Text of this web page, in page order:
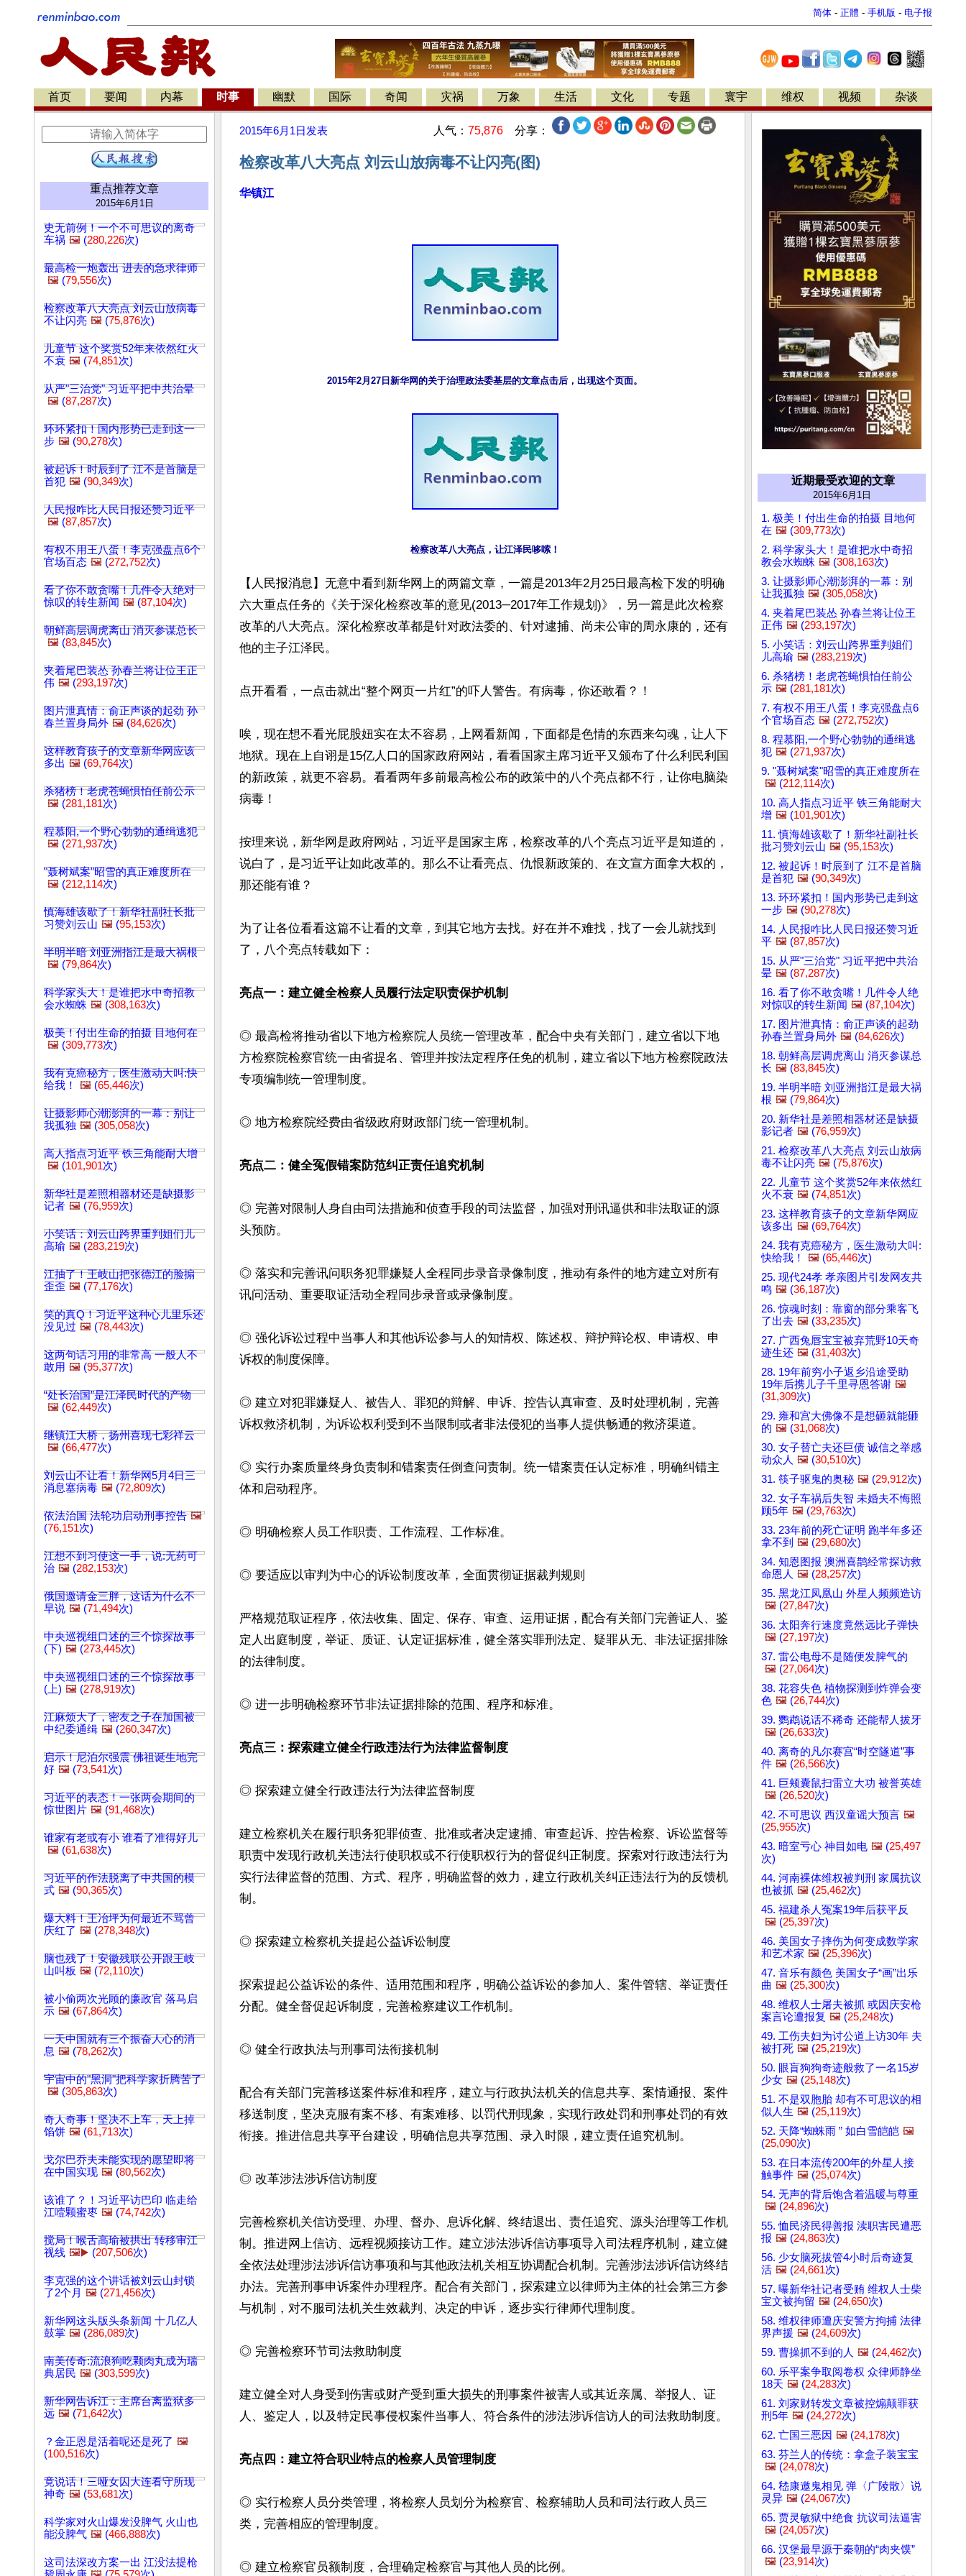
简体 - 正體 - 手机版 - 电子报
首页 要闻 内幕 时事 幽默 国际 奇闻 灾祸 万象 生活 文化 专题 寰宇 维权 视频 杂谈
重点推荐文章
2015年6月1日
史无前例！一个不可思议的离奇
车祸 🖼️ (280,226次)
最高检一炮轰出 进去的急求律师
🖼️ (79,556次)
检察改革八大亮点 刘云山放病毒
不让闪亮 🖼️ (75,876次)
儿童节 这个奖赏52年来依然红火
不衰 🖼️ (74,851次)
从严"三治党" 习近平把中共治晕
🖼️ (87,287次)
环环紧扣！国内形势已走到这一
步 🖼️ (90,278次)
被起诉！时辰到了 江不是首脑是
首犯 🖼️ (90,349次)
人民报咋比人民日报还赞习近平
🖼️ (87,857次)
有权不用王八蛋！李克强盘点6个
官场百态 🖼️ (272,752次)
看了你不敢贪嘴！几件令人绝对
惊叹的转生新闻 🖼️ (87,104次)
朝鲜高层调虎离山 消灭参谋总长
🖼️ (83,845次)
夹着尾巴装怂 孙春兰将让位王正
伟 🖼️ (293,197次)
图片泄真情：俞正声谈的起劲 孙
春兰置身局外 🖼️ (84,626次)
这样教育孩子的文章新华网应该
多出 🖼️ (69,764次)
杀猪榜！老虎苍蝇惧怕任前公示
🖼️ (281,181次)
程慕阳,一个野心勃勃的通缉逃犯
🖼️ (271,937次)
"聂树斌案"昭雪的真正难度所在
🖼️ (212,114次)
慎海雄该歇了！新华社副社长批
习赞刘云山 🖼️ (95,153次)
半明半暗 刘亚洲指江是最大祸根
🖼️ (79,864次)
科学家头大！是谁把水中奇招教
会水蜘蛛 🖼️ (308,163次)
极美！付出生命的拍摄 目地何在
🖼️ (309,773次)
我有克癌秘方，医生激动大叫:快
给我！
🖼️ (65,446次)
让摄影师心潮澎湃的一幕：别让
我孤独 🖼️ (305,058次)
高人指点习近平 铁三角能耐大增
🖼️ (101,901次)
新华社是差照相器材还是缺摄影
记者 🖼️ (76,959次)
小笑话：刘云山跨界重判姐们儿
高瑜 🖼️ (283,219次)
江抽了！王岐山把张德江的脸搧
歪歪 🖼️ (77,176次)
笑的真Q！习近平这种心儿里乐还
没见过 🖼️ (78,443次)
这两句话习用的非常高 一般人不
敢用 🖼️ (95,377次)
“处长治国”是江泽民时代的产物
🖼️ (62,449次)
继镇江大桥，扬州喜现七彩祥云
🖼️ (66,477次)
刘云山不让看！新华网5月4日三
消息塞病毒 🖼️ (72,809次)
依法治国 法轮功启动刑事控告 🖼️
(76,151次)
江想不到习使这一手，说:无药可
治 🖼️ (282,153次)
俄国邀请金三胖，这话为什么不
早说 🖼️ (71,494次)
中央巡视组口述的三个惊探故事
(下) 🖼️ (273,445次)
中央巡视组口述的三个惊探故事
(上) 🖼️ (278,919次)
江麻烦大了，密友之子在加国被
中纪委通缉 🖼️ (260,347次)
启示！尼泊尔强震 佛祖诞生地完
好 🖼️ (73,541次)
习近平的表态！一张两会期间的
惊世图片 🖼️ (91,468次)
谁家有老或有小 谁看了准得好儿
🖼️ (61,638次)
习近平的作法脱离了中共国的模
式 🖼️ (90,365次)
爆大料！王冶坪为何最近不骂曾
庆红了 🖼️ (278,348次)
脑也残了！安徽残联公开跟王岐
山叫板 🖼️ (72,110次)
被小偷两次光顾的廉政官 落马启
示 🖼️ (67,864次)
一天中国就有三个振奋人心的消
息 🖼️ (78,262次)
宇宙中的"黑洞"把科学家折腾苦了
🖼️ (305,863次)
奇人奇事！坚决不上车，天上掉
馅饼 🖼️ (61,713次)
戈尔巴乔夫未能实现的愿望即将
在中国实现 🖼️ (80,562次)
该谁了？！习近平访巴印 临走给
江噎颗蜜枣 🖼️ (74,742次)
搅局！喉舌高瑜被拱出 转移审江
视线 🖼️▶️ (207,506次)
李克强的这个讲话被刘云山封锁
了2个月 🖼️ (271,456次)
新华网这头版头条新闻 十几亿人
鼓掌 🖼️ (286,089次)
南美传奇:流浪狗吃颗肉丸成为瑞
典居民 🖼️ (303,599次)
新华网告诉江：主席台离监狱多
远 🖼️ (71,642次)
？金正恩是活着呢还是死了 🖼️
(100,516次)
竟说话！三哑女囚大连看守所现
神奇 🖼️ (53,681次)
科学家对火山爆发没脾气 火山也
能没脾气 🖼️ (466,888次)
这司法深改方案一出 江没法提枪
2015年6月1日 发表 人气： 75,876 分享：
检察改革八大亮点 刘云山放病毒不让闪亮(图)
华镇江
2015年2月27日新华网的关于治理政法委基层的文章点击后，出现这个页面。
检察改革八大亮点，让江泽民哆嗦！
【人民报消息】无意中看到新华网上的两篇文章，一篇是2013年2月25日最高检下发的明确
六大重点任务的《关于深化检察改革的意见(2013─2017年工作规划)》，另一篇是此次检察
改革的八大亮点。深化检察改革都是针对政法委的、针对逮捕、尚未公审的周永康的，还有
他的主子江泽民。
点开看看，一点击就出“整个网页一片红”的吓人警告。有病毒，你还敢看？！
唉，现在想不看光屁股妞实在太不容易，上网看新闻，下面都是色情的东西来勾魂，让人下
地狱。现在上自诩是15亿人口的国家政府网站，看看国家主席习近平又颁布了什么利民利国
的新政策，就更不容易。看看两年多前最高检公布的政策中的八个亮点都不行，让你电脑染
病毒！
按理来说，新华网是政府网站，习近平是国家主席，检察改革的八个亮点习近平是知道的，
说白了，是习近平让如此改革的。那么不让看亮点、仇恨新政策的、在文宣方面拿大权的，
那还能有谁？
为了让各位看看这篇不让看的文章，到其它地方去找。好在并不难找，找了一会儿就找到
了，八个亮点转载如下：
亮点一：建立健全检察人员履行法定职责保护机制
◎ 最高检将推动省以下地方检察院人员统一管理改革，配合中央有关部门，建立省以下地
方检察院检察官统一由省提名、管理并按法定程序任免的机制，建立省以下地方检察院政法
专项编制统一管理制度。
◎ 地方检察院经费由省级政府财政部门统一管理机制。
亮点二：健全冤假错案防范纠正责任追究机制
◎ 完善对限制人身自由司法措施和侦查手段的司法监督，加强对刑讯逼供和非法取证的源
头预防。
◎ 落实和完善讯问职务犯罪嫌疑人全程同步录音录像制度，推动有条件的地方建立对所有
讯问活动、重要取证活动全程同步录音或录像制度。
◎ 强化诉讼过程中当事人和其他诉讼参与人的知情权、陈述权、辩护辩论权、申请权、申
诉权的制度保障。
◎ 建立对犯罪嫌疑人、被告人、罪犯的辩解、申诉、控告认真审查、及时处理机制，完善
诉权救济机制，为诉讼权利受到不当限制或者非法侵犯的当事人提供畅通的救济渠道。
◎ 实行办案质量终身负责制和错案责任倒查问责制。统一错案责任认定标准，明确纠错主
体和启动程序。
◎ 明确检察人员工作职责、工作流程、工作标准。
◎ 要适应以审判为中心的诉讼制度改革，全面贯彻证据裁判规则
严格规范取证程序，依法收集、固定、保存、审查、运用证据，配合有关部门完善证人、鉴
定人出庭制度，举证、质证、认定证据标准，健全落实罪刑法定、疑罪从无、非法证据排除
的法律制度。
◎ 进一步明确检察环节非法证据排除的范围、程序和标准。
亮点三：探索建立健全行政违法行为法律监督制度
◎ 探索建立健全行政违法行为法律监督制度
建立检察机关在履行职务犯罪侦查、批准或者决定逮捕、审查起诉、控告检察、诉讼监督等
职责中发现行政机关违法行使职权或不行使职权行为的督促纠正制度。探索对行政违法行为
实行法律监督的范围、方式、程序，明确监督的效力，建立行政机关纠正违法行为的反馈机
制。
◎ 探索建立检察机关提起公益诉讼制度
探索提起公益诉讼的条件、适用范围和程序，明确公益诉讼的参加人、案件管辖、举证责任
分配。健全督促起诉制度，完善检察建议工作机制。
◎ 健全行政执法与刑事司法衔接机制
配合有关部门完善移送案件标准和程序，建立与行政执法机关的信息共享、案情通报、案件
移送制度，坚决克服有案不移、有案难移、以罚代刑现象，实现行政处罚和刑事处罚的有效
衔接。推进信息共享平台建设，明确信息共享范围、录入时限，建立责任追究机制。
◎ 改革涉法涉诉信访制度
完善检察机关信访受理、办理、督办、息诉化解、终结退出、责任追究、源头治理等工作机
制。推进网上信访、远程视频接访工作。建立涉法涉诉信访事项导入司法程序机制，建立健
全依法处理涉法涉诉信访事项和与其他政法机关相互协调配合机制。完善涉法涉诉信访终结
办法。完善刑事申诉案件办理程序。配合有关部门，探索建立以律师为主体的社会第三方参
与机制，对不服司法机关生效裁判、决定的申诉，逐步实行律师代理制度。
◎ 完善检察环节司法救助制度
建立健全对人身受到伤害或财产受到重大损失的刑事案件被害人或其近亲属、举报人、证
人、鉴定人，以及特定民事侵权案件当事人、符合条件的涉法涉诉信访人的司法救助制度。
亮点四：建立符合职业特点的检察人员管理制度
◎ 实行检察人员分类管理，将检察人员划分为检察官、检察辅助人员和司法行政人员三
类，完善相应的管理制度。
◎ 建立检察官员额制度，合理确定检察官与其他人员的比例。
近期最受欢迎的文章
2015年6月1日
1. 极美！付出生命的拍摄 目地何
在 🖼️ (309,773次)
2. 科学家头大！是谁把水中奇招
教会水蜘蛛 🖼️ (308,163次)
3. 让摄影师心潮澎湃的一幕：别
让我孤独 🖼️ (305,058次)
4. 夹着尾巴装怂 孙春兰将让位王
正伟 🖼️ (293,197次)
5. 小笑话：刘云山跨界重判姐们
儿高瑜 🖼️ (283,219次)
6. 杀猪榜！老虎苍蝇惧怕任前公
示 🖼️ (281,181次)
7. 有权不用王八蛋！李克强盘点6
个官场百态 🖼️ (272,752次)
8. 程慕阳,一个野心勃勃的通缉逃
犯 🖼️ (271,937次)
9. "聂树斌案"昭雪的真正难度所在
🖼️ (212,114次)
10. 高人指点习近平 铁三角能耐大
增 🖼️ (101,901次)
11. 慎海雄该歇了！新华社副社长
批习赞刘云山 🖼️ (95,153次)
12. 被起诉！时辰到了 江不是首脑
是首犯 🖼️ (90,349次)
13. 环环紧扣！国内形势已走到这
一步 🖼️ (90,278次)
14. 人民报咋比人民日报还赞习近
平 🖼️ (87,857次)
15. 从严"三治党" 习近平把中共治
晕 🖼️ (87,287次)
16. 看了你不敢贪嘴！几件令人绝
对惊叹的转生新闻 🖼️ (87,104次)
17. 图片泄真情：俞正声谈的起劲
孙春兰置身局外 🖼️ (84,626次)
18. 朝鲜高层调虎离山 消灭参谋总
长 🖼️ (83,845次)
19. 半明半暗 刘亚洲指江是最大祸
根 🖼️ (79,864次)
20. 新华社是差照相器材还是缺摄
影记者 🖼️ (76,959次)
21. 检察改革八大亮点 刘云山放病
毒不让闪亮 🖼️ (75,876次)
22. 儿童节 这个奖赏52年来依然红
火不衰 🖼️ (74,851次)
23. 这样教育孩子的文章新华网应
该多出 🖼️ (69,764次)
24. 我有克癌秘方，医生激动大叫:
快给我！
🖼️ (65,446次)
25. 现代24孝 孝亲图片引发网友共
鸣 🖼️ (36,187次)
26. 惊魂时刻：靠窗的部分乘客飞
了出去 🖼️ (33,235次)
27. 广西兔唇宝宝被弃荒野10天奇
迹生还 🖼️ (31,403次)
28. 19年前穷小子返乡沿途受助
19年后携儿子千里寻恩答谢 🖼️
(31,309次)
29. 雍和宫大佛像不是想砸就能砸
的 🖼️ (31,068次)
30. 女子替亡夫还巨债 诚信之举感
动众人 🖼️ (30,510次)
31. 筷子驱鬼的奥秘 🖼️ (29,912次)
32. 女子车祸后失智 未婚夫不悔照
顾5年 🖼️ (29,763次)
33. 23年前的死亡证明 跑半年多还
拿不到 🖼️ (29,680次)
34. 知恩图报 澳洲喜鹊经常探访救
命恩人 🖼️ (28,257次)
35. 黑龙江凤凰山 外星人频频造访
🖼️ (27,847次)
36. 太阳奔行速度竟然远比子弹快
🖼️ (27,197次)
37. 雷公电母不是随便发脾气的
🖼️ (27,064次)
38. 花容失色 植物探测到炸弹会变
色 🖼️ (26,744次)
39. 鹦鹉说话不稀奇 还能帮人拔牙
🖼️ (26,633次)
40. 离奇的凡尔赛宫“时空隧道”事
件 🖼️ (26,566次)
41. 巨颊囊鼠扫雷立大功 被誉英雄
🖼️ (26,520次)
42. 不可思议 西汉童谣大预言 🖼️
(25,955次)
43. 暗室亏心 神目如电 🖼️ (25,497
次)
44. 河南裸体维权被判刑 家属抗议
也被抓 🖼️ (25,462次)
45. 福建杀人冤案19年后获平反
🖼️ (25,397次)
46. 美国女子摔伤为何变成数学家
和艺术家 🖼️ (25,396次)
47. 音乐有颜色 美国女子“画”出乐
曲 🖼️ (25,300次)
48. 维权人士屠夫被抓 或因庆安枪
案言论遭报复 🖼️ (25,248次)
49. 工伤夫妇为讨公道上访30年 夫
被打死 🖼️ (25,219次)
50. 眼盲狗狗奇迹般救了一名15岁
少女 🖼️ (25,148次)
51. 不是双胞胎 却有不可思议的相
似人生 🖼️ (25,119次)
52. 天降“蜘蛛雨 ” 如白雪皑皑 🖼️
(25,090次)
53. 在日本流传200年的外星人接
触事件 🖼️ (25,074次)
54. 无声的背后饱含着温暖与尊重
🖼️ (24,896次)
55. 恤民济民得善报 渎职害民遭恶
报 🖼️ (24,863次)
56. 少女脑死拔管4小时后奇迹复
活 🖼️ (24,661次)
57. 曝新华社记者受贿 维权人士柴
宝文被拘留 🖼️ (24,650次)
58. 维权律师遭庆安警方拘捕 法律
界声援 🖼️ (24,609次)
59. 曹操抓不到的人 🖼️ (24,462次)
60. 乐平案争取阅卷权 众律师静坐
18天 🖼️ (24,283次)
61. 刘家财转发文章被控煽颠罪获
刑5年 🖼️ (24,272次)
62. 亡国三恶因 🖼️ (24,178次)
63. 芬兰人的传统：拿盒子装宝宝
🖼️ (24,078次)
64. 嵇康邀鬼相见 弹〈广陵散〉说
灵异 🖼️ (24,067次)
65. 贾灵敏狱中绝食 抗议司法逼害
🖼️ (24,057次)
66. 汉堡最早源于秦朝的“肉夹馍”
🖼️ (23,914次)